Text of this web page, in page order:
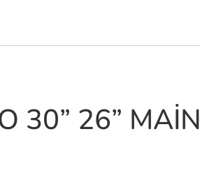
30” 26” MAİN